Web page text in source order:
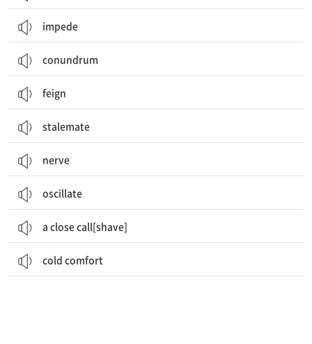
impede
conundrum
feign
stalemate
nerve
oscillate
a close call[shave]
cold comfort